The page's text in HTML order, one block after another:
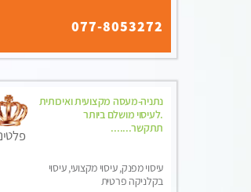
077-8053272
נתניה-מעסה מקצועית ואיכותית
.לעיסוי מושלם ביותר
תתקשר.......
עיסוי מפנק, עיסוי מקצועי, עיסוי
בקלניקה פרטית